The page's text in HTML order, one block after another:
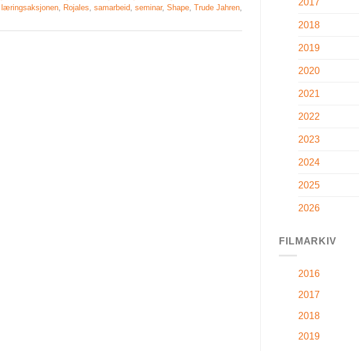
,læringsaksjonen Rojales ,samarbeid ,seminar,Shape ,Trude Jahren
2018
2019
2020
2021
2022
2023
2024
2025
2026
FILMARKIV
2016
2017
2018
2019